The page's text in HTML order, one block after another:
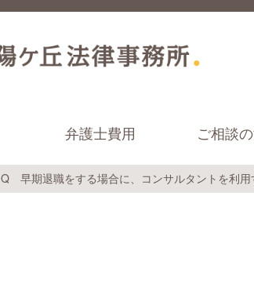
弁護士費用 ご相談
Q 早期退職をする場合に、コンサルタントを利用